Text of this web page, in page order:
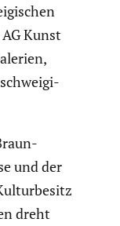
Kunst
und der
dreht